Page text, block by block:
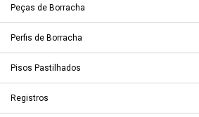
Peças de Borracha
Perfis de Borracha
Pisos Pastilhados
Registros